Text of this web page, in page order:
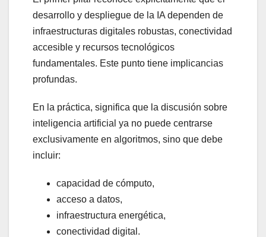
desarrollo y despliegue de la IA dependen de
infraestructuras digitales robustas, conectividad
accesible y recursos tecnológicos
fundamentales. Este punto tiene implicancias
profundas.
En la práctica, significa que la discusión sobre
inteligencia artificial ya no puede centrarse
exclusivamente en algoritmos, sino que debe
incluir:
capacidad de cómputo,
acceso a datos,
infraestructura energética,
conectividad digital.